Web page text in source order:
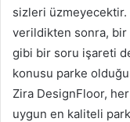
sizleri üzmeyecektir.
verildikten sonra, bir
gibi bir soru işareti
konusu parke
Zira DesignFloor, her
uygun en kaliteli